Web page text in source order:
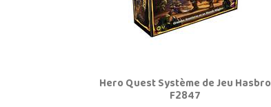
Hero Quest Système de Jeu Hasbro
F2847